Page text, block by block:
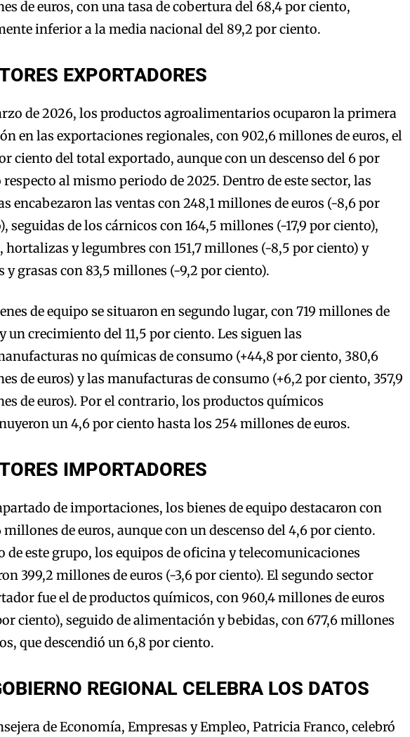
de euros, con una tasa de cobertura del 68,4 por ciento,
inferior a la media nacional del 89,2 por ciento.
EXPORTADORES
de 2026, los productos agroalimentarios ocuparon la primera
en las exportaciones regionales, con 902,6 millones de euros, el
ciento del total exportado, aunque con un descenso del 6 por
al mismo periodo de 2025. Dentro de este sector, las
encabezaron las ventas con 248,1 millones de euros (-8,6 por
seguidas de los cárnicos con 164,5 millones (-17,9 por ciento),
hortalizas y legumbres con 151,7 millones (-8,5 por ciento) y
y grasas con 83,5 millones (-9,2 por ciento).
de equipo se situaron en segundo lugar, con 719 millones de
un crecimiento del 11,5 por ciento. Les siguen las
no químicas de consumo (+44,8 por ciento, 380,6
de euros) y las manufacturas de consumo (+6,2 por ciento, 357,9
de euros). Por el contrario, los productos químicos
un 4,6 por ciento hasta los 254 millones de euros.
IMPORTADORES
de importaciones, los bienes de equipo destacaron con
millones de euros, aunque con un descenso del 4,6 por ciento.
de este grupo, los equipos de oficina y telecomunicaciones
399,2 millones de euros (-3,6 por ciento). El segundo sector
fue el de productos químicos, con 960,4 millones de euros
ciento), seguido de alimentación y bebidas, con 677,6 millones
que descendió un 6,8 por ciento.
REGIONAL CELEBRA LOS DATOS
de Economía, Empresas y Empleo, Patricia Franco, celebró